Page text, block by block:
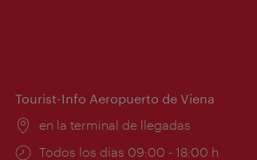
Tourist-Info Aeropuerto de Viena
Lugar:
en la terminal de llegadas
Horarios
Todos los días 09:00 - 18:00 h